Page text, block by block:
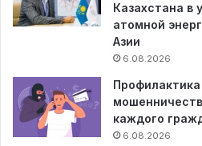
Казахстана в
атомной
Азии
6.08.2026
каждого
6.08.2026